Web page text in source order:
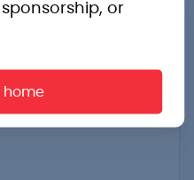
or
homeje graag te